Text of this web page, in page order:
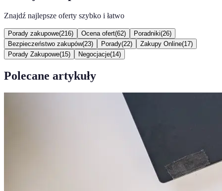
Znajdź najlepsze oferty szybko i łatwo
Porady zakupowe(216) Ocena ofert(62) Poradniki(26)
Bezpieczeństwo zakupów(23) Porady(22) Zakupy Online(17)
Porady Zakupowe(15) Negocjacje(14)
Polecane artykuły